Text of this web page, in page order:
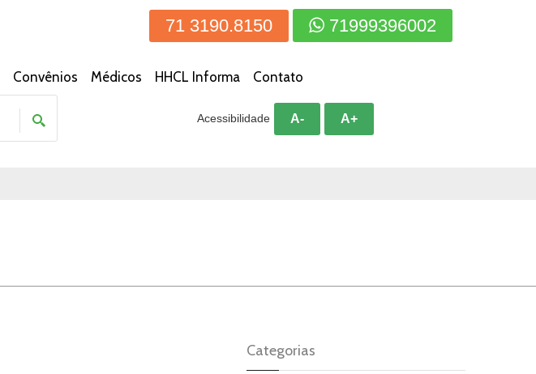
71 3190.8150 71999396002
Convênios Médicos HHCL Informa Contato
Acessibilidade A- A+
Categorias